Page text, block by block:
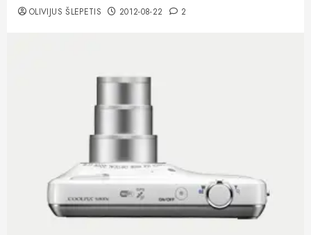
OLIVIJUS ŠLEPETIS 2012-08-22 2